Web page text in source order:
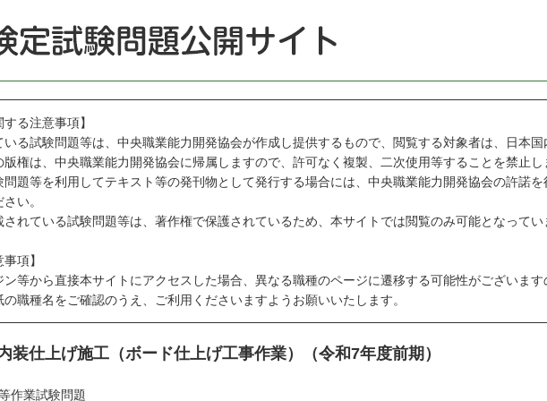
する注意事項】
る試験問題等は、中央職業能力開発協会が作成し提供するもので、閲覧する対象者は、日本国
権は、中央職業能力開発協会に帰属しますので、許可なく複製、二次使用等することを禁止し
題等を利用してテキスト等の発刊物として発行する場合には、中央職業能力開発協会の許諾
い。
れている試験問題等は、著作権で保護されているため、本サイトでは閲覧のみ可能となってい
項】
等から直接本サイトにアクセスした場合、異なる職種のページに遷移する可能性がございます
職種名をご確認のうえ、ご利用くださいますようお願いいたします。
装仕上げ施工（ボード仕上げ工事作業）（令和7年度前期）
作業試験問題